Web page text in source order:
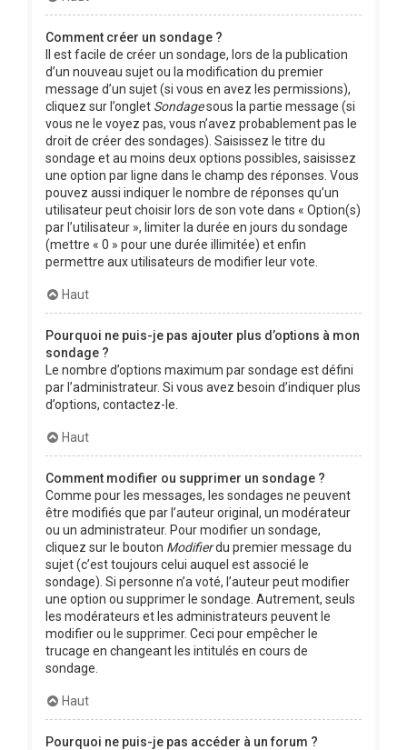
Comment créer un sondage ?
Il est facile de créer un sondage, lors de la publication
d’un nouveau sujet ou la modification du premier
message d’un sujet (si vous en avez les permissions),
cliquez sur l’onglet Sondagesous la partie message (si
vous ne le voyez pas, vous n’avez probablement pas le
droit de créer des sondages). Saisissez le titre du
sondage et au moins deux options possibles, saisissez
une option par ligne dans le champ des réponses. Vous
pouvez aussi indiquer le nombre de réponses qu’un
utilisateur peut choisir lors de son vote dans « Option(s)
par l’utilisateur », limiter la durée en jours du sondage
(mettre « 0 » pour une durée illimitée) et enfin
permettre aux utilisateurs de modifier leur vote.
Haut
Pourquoi ne puis-je pas ajouter plus d’options à mon
sondage ?
Le nombre d’options maximum par sondage est défini
par l’administrateur. Si vous avez besoin d’indiquer plus
d’options, contactez-le.
Haut
Comment modifier ou supprimer un sondage ?
Comme pour les messages, les sondages ne peuvent
être modifiés que par l’auteur original, un modérateur
ou un administrateur. Pour modifier un sondage,
cliquez sur le bouton Modifierdu premier message du
sujet (c’est toujours celui auquel est associé le
sondage). Si personne n’a voté, l’auteur peut modifier
une option ou supprimer le sondage. Autrement, seuls
les modérateurs et les administrateurs peuvent le
modifier ou le supprimer. Ceci pour empêcher le
trucage en changeant les intitulés en cours de
sondage.
Haut
Pourquoi ne puis-je pas accéder à un forum ?